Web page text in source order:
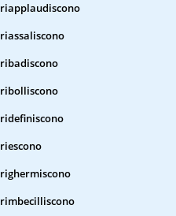
riapplaudiscono
riassaliscono
ribadiscono
ribolliscono
ridefiniscono
riescono
righermiscono
rimbecilliscono